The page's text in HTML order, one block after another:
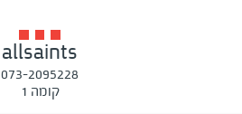
allsaints
073-2095228
קומה 1